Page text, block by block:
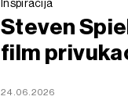
Inspiracija
Steven
film
24.06.2026